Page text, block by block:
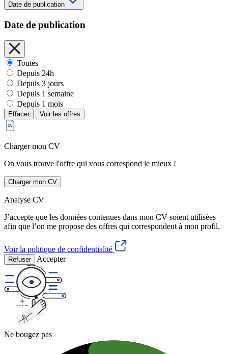
Date de publication
Date de publication
Toutes
Depuis 24h
Depuis 3 jours
Depuis 1 semaine
Depuis 1 mois
Effacer Voir les offres
Charger mon CV
On vous trouve l'offre qui vous correspond le mieux !
Charger mon CV
Analyse CV
J’accepte que les données contenues dans mon CV soient utilisées
afin que l’on me propose des offres qui correspondent à mon profil.
Voir la politique de confidentialité
Refuser Accepter
Ne bougez pas